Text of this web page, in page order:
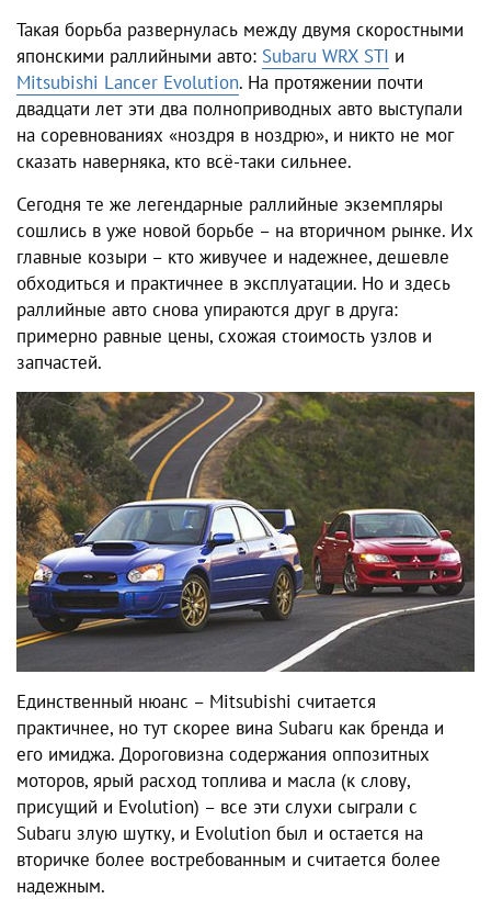
Такая борьба развернулась между двумя скоростными
японскими раллийными авто: Subaru WRX STI и
Mitsubishi Lancer Evolution. На протяжении почти
двадцати лет эти два полноприводных авто выступали
на соревнованиях «ноздря в ноздрю», и никто не мог
сказать наверняка, кто всё-таки сильнее.
Сегодня те же легендарные раллийные экземпляры
сошлись в уже новой борьбе – на вторичном рынке. Их
главные козыри – кто живучее и надежнее, дешевле
обходиться и практичнее в эксплуатации. Но и здесь
раллийные авто снова упираются друг в друга:
примерно равные цены, схожая стоимость узлов и
запчастей.
Единственный нюанс – Mitsubishi считается
практичнее, но тут скорее вина Subaru как бренда и
его имиджа. Дороговизна содержания оппозитных
моторов, ярый расход топлива и масла (к слову,
присущий и Evolution) – все эти слухи сыграли с
Subaru злую шутку, и Evolution был и остается на
вторичке более востребованным и считается более
надежным.